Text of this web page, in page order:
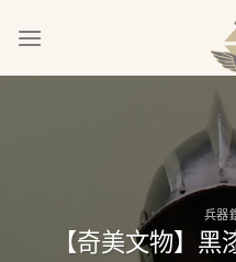
兵器
【奇美文物】